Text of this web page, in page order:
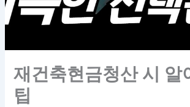
재건축현금청산 시 알
팁